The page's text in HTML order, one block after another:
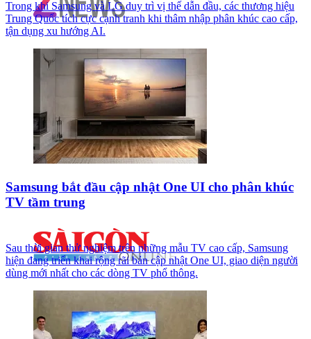
Trong khi Samsung và LG duy trì vị thế dẫn đầu, các thương hiệu
Trung Quốc tích cực cạnh tranh khi thâm nhập phân khúc cao cấp,
tận dụng xu hướng AI.
Samsung bắt đầu cập nhật One UI cho phân khúc
TV tầm trung
Sau thời gian thử nghiệm trên những mẫu TV cao cấp, Samsung
hiện đang triển khai rộng rãi bản cập nhật One UI, giao diện người
dùng mới nhất cho các dòng TV phổ thông.